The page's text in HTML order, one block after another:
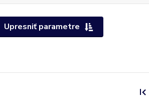
Upresniť parametre